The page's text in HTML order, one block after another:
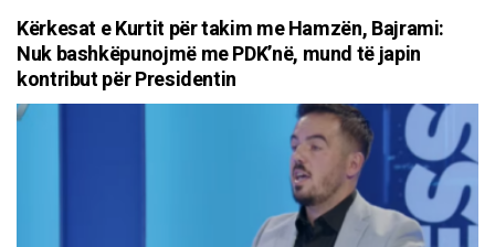
Kërkesat e Kurtit për takim me Hamzën, Bajrami:
Nuk bashkëpunojmë me PDK’në, mund të japin
kontribut për Presidentin